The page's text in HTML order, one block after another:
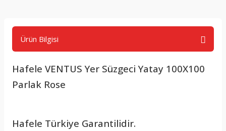
Ürün Bilgisi
Hafele VENTUS Yer Süzgeci Yatay 100X100
Parlak Rose
Hafele Türkiye Garantilidir.